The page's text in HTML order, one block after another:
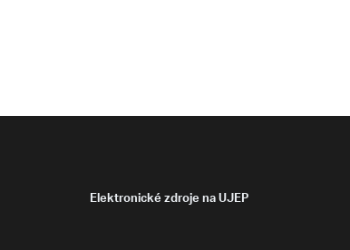
Elektronické zdroje na UJEP